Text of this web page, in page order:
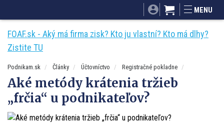
Mnamky-recepty.sk
MENU
FOAF.sk - Aký má firma zisk? Kto ju vlastní? Kto má dlhy?
Zistite TU
Podnikam.sk Články Účtovníctvo Registračné pokladne
Aké metódy krátenia tržieb
„frčia“ u podnikateľov?